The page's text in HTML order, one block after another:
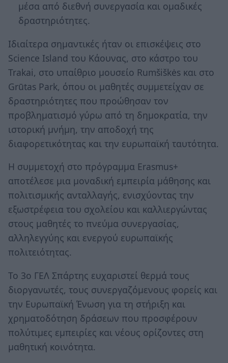
μέσα από διεθνή συνεργασία και ομαδικές
δραστηριότητες.
Ιδιαίτερα σημαντικές ήταν οι επισκέψεις στο
Science Island του Κάουνας, στο κάστρο του
Trakai, στο υπαίθριο μουσείο Rumšiškės και στο
Grūtas Park, όπου οι μαθητές συμμετείχαν σε
δραστηριότητες που προώθησαν τον
προβληματισμό γύρω από τη δημοκρατία, την
ιστορική μνήμη, την αποδοχή της
διαφορετικότητας και την ευρωπαϊκή ταυτότητα.
Η συμμετοχή στο πρόγραμμα Erasmus+
αποτέλεσε μια μοναδική εμπειρία μάθησης και
πολιτισμικής ανταλλαγής, ενισχύοντας την
εξωστρέφεια του σχολείου και καλλιεργώντας
στους μαθητές το πνεύμα συνεργασίας,
αλληλεγγύης και ενεργού ευρωπαϊκής
πολιτειότητας.
Το 3ο ΓΕΛ Σπάρτης ευχαριστεί θερμά τους
διοργανωτές, τους συνεργαζόμενους φορείς και
την Ευρωπαϊκή Ένωση για τη στήριξη και
χρηματοδότηση δράσεων που προσφέρουν
πολύτιμες εμπειρίες και νέους ορίζοντες στη
μαθητική κοινότητα.